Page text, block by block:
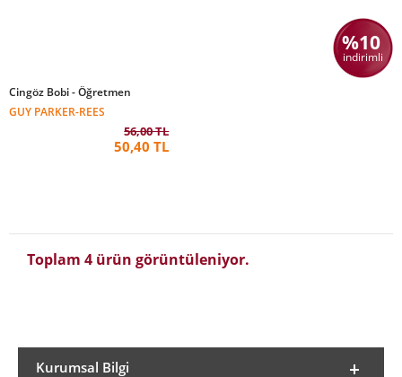
%10
indirimli
Cingöz Bobi - Öğretmen
GUY PARKER-REES
56,00 TL
50,40 TL
Toplam 4 ürün görüntüleniyor.
Kurumsal Bilgi